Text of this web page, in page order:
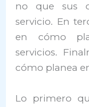
no que sus
servicio. En
en cómo
servicios.
cómo planea
Lo primero